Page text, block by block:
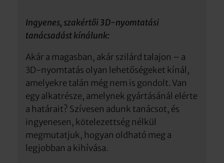
Ingyenes, szakértői 3D-nyomtatási
tanácsadást kínálunk:
Akár a magasban, akár szilárd talajon – a
3D-nyomtatás olyan lehetőségeket kínál,
amelyekre talán még nem is gondolt. Van
egy alkatrésze, amelynek gyártásánál elérte
a határait? Szívesen adunk tanácsot, és
ingyenesen, kötelezettség nélkül
megmutatjuk, hogyan oldható meg a
legjobban a kihívása.